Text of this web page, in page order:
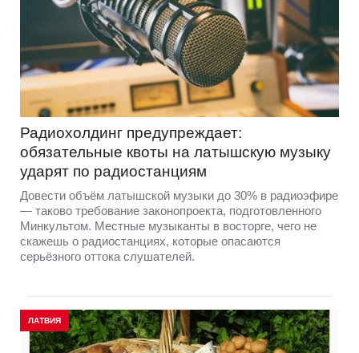
Радиохолдинг предупреждает:
обязательные квоты на латышскую музыку
ударят по радиостанциям
Довести объём латышской музыки до 30% в радиоэфире
— таково требование законопроекта, подготовленного
Минкультом. Местные музыканты в восторге, чего не
скажешь о радиостанциях, которые опасаются
серьёзного оттока слушателей.
ЛАТВИЯ